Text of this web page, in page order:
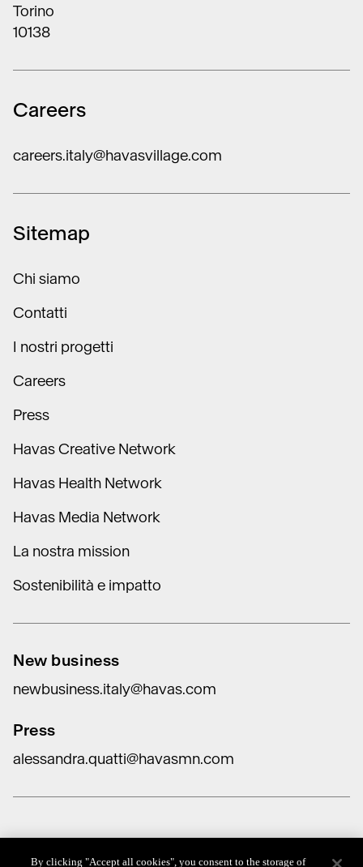
Torino
10138
Careers
careers.italy@havasvillage.com
Sitemap
Chi siamo
Contatti
I nostri progetti
Careers
Press
Havas Creative Network
Havas Health Network
Havas Media Network
La nostra mission
Sostenibilità e impatto
New business
newbusiness.italy@havas.com
Press
alessandra.quatti@havasmn.com
Data Protection
By clicking "Accept all cookies", you consent to the storage of